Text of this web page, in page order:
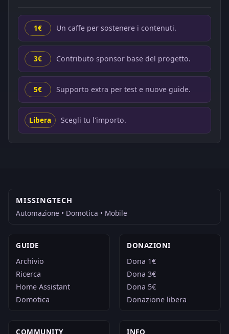
1€ Un caffe per sostenere i contenuti.
3€ Contributo sponsor base del progetto.
5€ Supporto extra per test e nuove guide.
Libera Scegli tu l'importo.
MISSINGTECH
Automazione • Domotica • Mobile
GUIDE
Archivio
Ricerca
Home Assistant
Domotica
DONAZIONI
Dona 1€
Dona 3€
Dona 5€
Donazione libera
COMMUNITY INFO